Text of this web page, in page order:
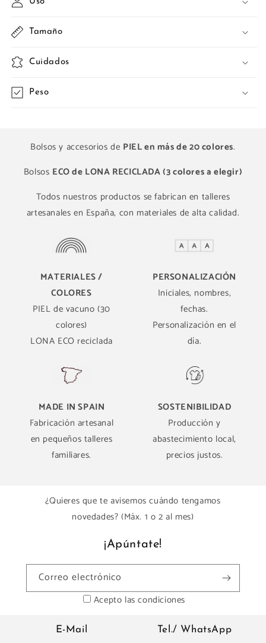
Tamaño
Cuidados
Peso
Bolsos y accesorios de PIEL en más de 20 colores.
Bolsos ECO de LONA RECICLADA (3 colores a elegir)
Todos nuestros productos se fabrican en talleres
artesanales en España, con materiales de alta calidad.
MATERIALES /
COLORES
PIEL de vacuno (30
colores)
LONA ECO reciclada
PERSONALIZACIÓN
Iniciales, nombres,
fechas.
Personalización en el
día.
MADE IN SPAIN
Fabricación artesanal
en pequeños talleres
familiares.
SOSTENIBILIDAD
Producción y
abastecimiento local,
precios justos.
¿Quieres que te avisemos cuándo tengamos
novedades? (Máx. 1 o 2 al mes)
¡Apúntate!
Correo electrónico
Acepto las condiciones
E-Mail Tel./ WhatsApp